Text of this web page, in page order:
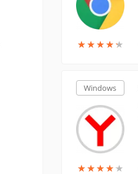
★★★★★
★★★★★
Windows
★★★★★
★★★★★